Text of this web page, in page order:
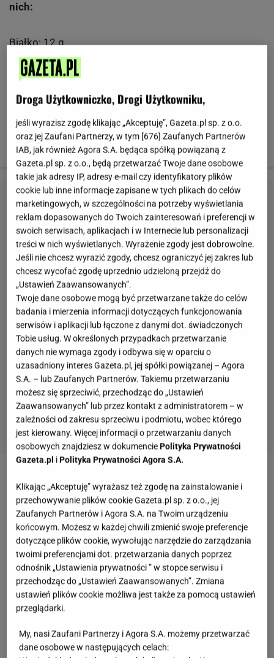
nich:
Białko: 12 g
Węglowodany: 1,1 g
Błonnik: 6,9 g
2 z 5
Drożdże - dlaczego warto je pić?
Picie drożdży korzystnie wpływa na stan naszych
włosów (wzmacniają cebulki, zapobiegają ich
wypadaniu), skóry (wygładzają i oczyszczają skórę z
niedoskonałości) i paznokci (wzmacniają je).
Drożdże są bogatym źródłem witamin z grupy B, dzięki
czemu pozytywnie wpływają na samopoczucie,
funkcjonowanie układu nerwowego, przeciwdziałają
Droga Użytkowniczko, Drogi Użytkowniku,
jeśli wyrazisz zgodę klikając „Akceptuję”, Gazeta.pl sp. z o.o.
oraz jej Zaufani Partnerzy, w tym [676] Zaufanych Partnerów
IAB, jak również Agora S.A. będąca spółką powiązaną z
Gazeta.pl sp. z o.o., będą przetwarzać Twoje dane osobowe
takie jak adresy IP, adresy e-mail czy identyfikatory plików
cookie lub inne informacje zapisane w tych plikach do celów
marketingowych, w szczególności na potrzeby wyświetlania
reklam dopasowanych do Twoich zainteresowań i preferencji w
swoich serwisach, aplikacjach i w Internecie lub personalizacji
treści w nich wyświetlanych. Wyrażenie zgody jest dobrowolne.
Jeśli nie chcesz wyrazić zgody, chcesz ograniczyć jej zakres lub
chcesz wycofać zgodę uprzednio udzieloną przejdź do
„Ustawień Zaawansowanych”.
Twoje dane osobowe mogą być przetwarzane także do celów
badania i mierzenia informacji dotyczących funkcjonowania
serwisów i aplikacji lub łączone z danymi dot. świadczonych
Tobie usług. W określonych przypadkach przetwarzanie
danych nie wymaga zgody i odbywa się w oparciu o
uzasadniony interes Gazeta.pl, jej spółki powiązanej – Agora
S.A. – lub Zaufanych Partnerów. Takiemu przetwarzaniu
możesz się sprzeciwić, przechodząc do „Ustawień
Zaawansowanych” lub przez kontakt z administratorem – w
zależności od zakresu sprzeciwu i podmiotu, wobec którego
jest kierowany. Więcej informacji o przetwarzaniu danych
osobowych znajdziesz w dokumencie Polityka Prywatności
Gazeta.pl i Polityka Prywatności Agora S.A.
Klikając „Akceptuję” wyrażasz też zgodę na zainstalowanie i
przechowywanie plików cookie Gazeta.pl sp. z o.o., jej
Zaufanych Partnerów i Agora S.A. na Twoim urządzeniu
końcowym. Możesz w każdej chwili zmienić swoje preferencje
dotyczące plików cookie, wywołując narzędzie do zarządzania
twoimi preferencjami dot. przetwarzania danych poprzez
odnośnik „Ustawienia prywatności ” w stopce serwisu i
przechodząc do „Ustawień Zaawansowanych”. Zmiana
ustawień plików cookie możliwa jest także za pomocą ustawień
przeglądarki.
My, nasi Zaufani Partnerzy i Agora S.A. możemy przetwarzać
dane osobowe w następujących celach: